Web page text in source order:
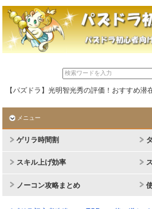
【パズドラ】光明智光秀の評価！おすすめ潜
メニュー
ゲリラ時間割
スキル上げ効率
ノーコン攻略まとめ